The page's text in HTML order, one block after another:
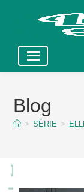
contentBlog
> SÉRIE >